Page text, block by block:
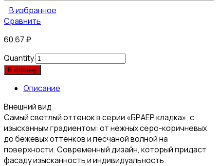
В избранное
Сравнить
60.67 ₽
Quantity
В корзину
Описание
Внешний вид
Самый светлый оттенок в серии «БРАЕР кладка», с
изысканным градиентом: от нежных серо-коричневых
до бежевых оттенков и песчаной волной на
поверхности. Современный дизайн, который придаст
фасаду изысканность и индивидуальность.